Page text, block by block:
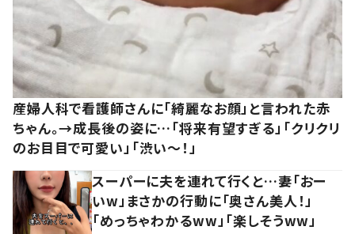
産婦人科で看護師さんに「綺麗なお顔」と言われた赤
ちゃん。→成長後の姿に…「将来有望すぎる」「クリクリ
のお目目で可愛い」「渋い～！」
スーパーに夫を連れて行くと…妻「おー
いw」まさかの行動に「奥さん美人！」
「めっちゃわかるww」「楽しそうww」